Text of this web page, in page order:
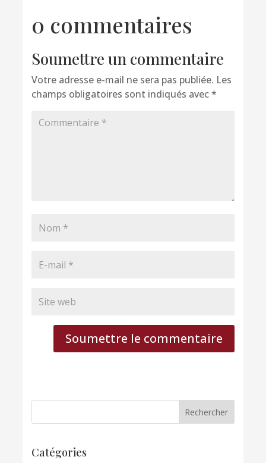
0 commentaires
Soumettre un commentaire
Votre adresse e-mail ne sera pas publiée. Les
champs obligatoires sont indiqués avec*
Soumettre le commentaire
Catégories